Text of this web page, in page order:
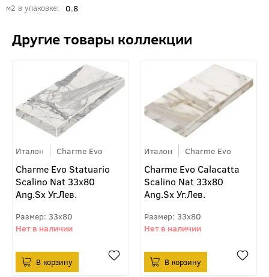
м2 в упаковке 0.8
Италон Charme Evo
Charme Evo Statuario
Scalino Nat 33х80
Ang.Sx Уг.Лев.
33x80
Италон Charme Evo
Charme Evo Calacatta
Scalino Nat 33х80
Ang.Sx Уг.Лев.
33x80